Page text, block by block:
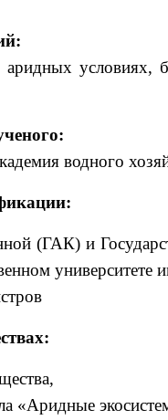
условиях,
водного
(ГАК) и
«Аридные